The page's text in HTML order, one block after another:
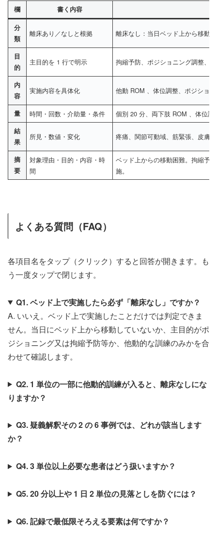
欄 書く内容
分
類
離床あり／なしと根拠 離床なし：当日ベッド上から移動
目
的
主目的を 1 行で明示 拘縮予防、ポジショニング調整、
内
容
実施内容を具体化 他動 ROM 、体位調整、ポジショ
量 時間・回数・介助量・条件 個別 20 分、両下肢 ROM 、体位調
結
果
所見・数値・変化 疼痛、関節可動域、筋緊張、皮膚
摘
要
対象理由・目的・内容・時
間
ベッド上からの移動困難。拘縮予
施。
よくある質問（FAQ）
各項目名をタップ（クリック）すると回答が開きます。も
う一度タップで閉じます。
Q1. ベッド上で実施したら必ず「離床なし」ですか？
A. いいえ。ベッド上で実施したことだけでは判定できま
せん。当日にベッド上から移動していないか、主目的がポ
ジショニング又は拘縮予防等か、他動的な訓練のみかを合
わせて確認します。
Q2. 1 単位の一部に他動的訓練が入ると、離床なしにな
りますか？
Q3. 疑義解釈その 2 の 6 事例では、どれが該当します
か？
Q4. 3 単位以上必要な患者はどう扱いますか？
Q5. 20 分以上や 1 日 2 単位の見落としを防ぐには？
Q6. 記録で最低限そろえる要素は何ですか？